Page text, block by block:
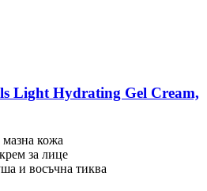
Light Hydrating Gel Cream,
кожа
за лице
и восъчна тиква